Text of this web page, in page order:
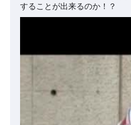
することが出来るのか！？